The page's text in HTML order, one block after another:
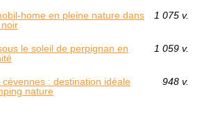
home en pleine nature dans
1 075 v.
le soleil de perpignan en
1 059 v.
cévennes : destination idéale
nature
948 v.